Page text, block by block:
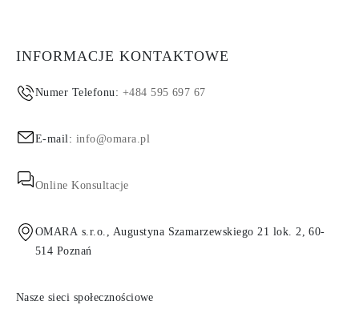
INFORMACJE KONTAKTOWE
Numer Telefonu: +484 595 697 67
E-mail: info@omara.pl
Online Konsultacje
OMARA s.r.o., Augustyna Szamarzewskiego 21 lok. 2, 60-
514 Poznań
Nasze sieci społecznościowe